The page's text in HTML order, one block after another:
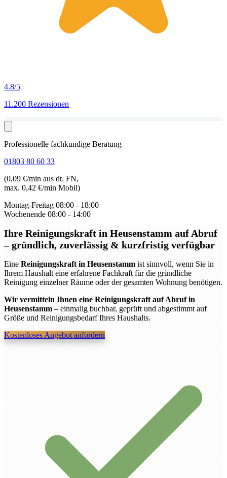
4.8/5
11.200 Rezensionen
Professionelle fachkundige Beratung
01803 80 60 33
(0,09 €/min aus dt. FN,
max. 0,42 €/min Mobil)
Montag-Freitag 08:00 - 18:00
Wochenende 08:00 - 14:00
Ihre Reinigungskraft in Heusenstamm auf Abruf
– gründlich, zuverlässig & kurzfristig verfügbar
Eine Reinigungskraft in Heusenstamm ist sinnvoll, wenn Sie in
Ihrem Haushalt eine erfahrene Fachkraft für die gründliche
Reinigung einzelner Räume oder der gesamten Wohnung benötigen.
Wir vermitteln Ihnen eine Reinigungskraft auf Abruf in
Heusenstamm – einmalig buchbar, geprüft und abgestimmt auf
Größe und Reinigungsbedarf Ihres Haushalts.
Kostenloses Angebot anfordern